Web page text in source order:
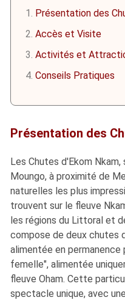
Présentation des
Accès et Visite
Activités et
Conseils Pratiques
Présentation des
Les Chutes d'Ekom
Moungo, à proximité de
naturelles les plus
trouvent sur le fleuve
les régions du Littoral et
compose de deux chutes
alimentée en
femelle", alimentée
fleuve Oham. Cette
spectacle unique, avec